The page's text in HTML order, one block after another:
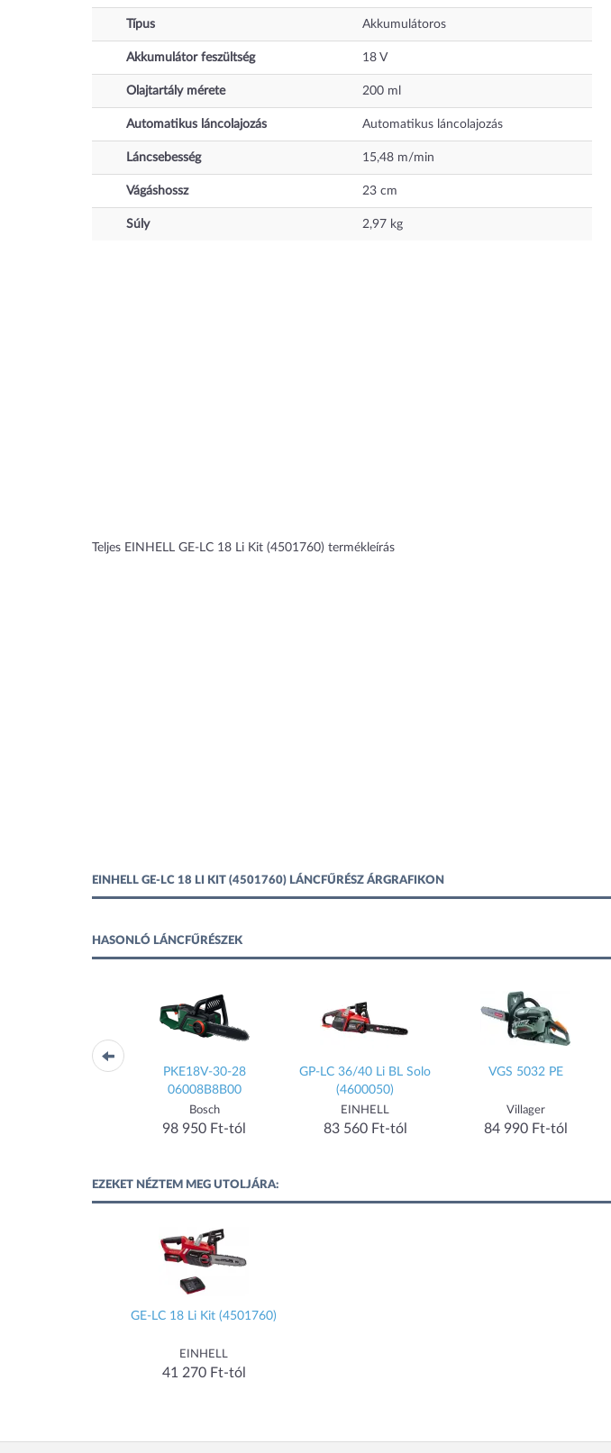
Típus Akkumulátoros
Akkumulátor feszültség 18 V
Olajtartály mérete 200 ml
Automatikus láncolajozás Automatikus láncolajozás
Láncsebesség 15,48 m/min
Vágáshossz 23 cm
Súly 2,97 kg
Teljes EINHELL GE-LC 18 Li Kit (4501760) termékleírás
EINHELL GE-LC 18 LI KIT (4501760) LÁNCFŰRÉSZ ÁRGRAFIKON
HASONLÓ LÁNCFŰRÉSZEK
PKE18V-30-28
06008B8B00
Bosch
98 950 Ft-tól
GP-LC 36/40 Li BL Solo
(4600050)
EINHELL
83 560 Ft-tól
VGS 5032 PE
Villager
84 990 Ft-tól
EZEKET NÉZTEM MEG UTOLJÁRA:
GE-LC 18 Li Kit (4501760)
EINHELL
41 270 Ft-tól